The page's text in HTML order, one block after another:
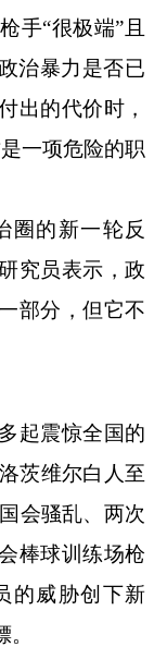
手“很极端”且
治暴力是否已
出的代价时，
一项危险的职
的新一轮反
究员表示，政
部分，但它不
起震惊全国的
茨维尔白人至
会骚乱、两次
棒球训练场枪
的威胁创下新